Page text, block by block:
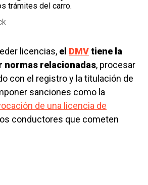
trámites del carro.
licencias, el DMVtiene la
normas relacionadas, procesar
con el registro y la titulación de
sanciones como la
de una licencia de
conductores que cometen